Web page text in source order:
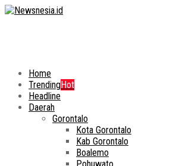
Home
TrendingHot
Headline
Daerah
Gorontalo
Kota Gorontalo
Kab Gorontalo
Boalemo